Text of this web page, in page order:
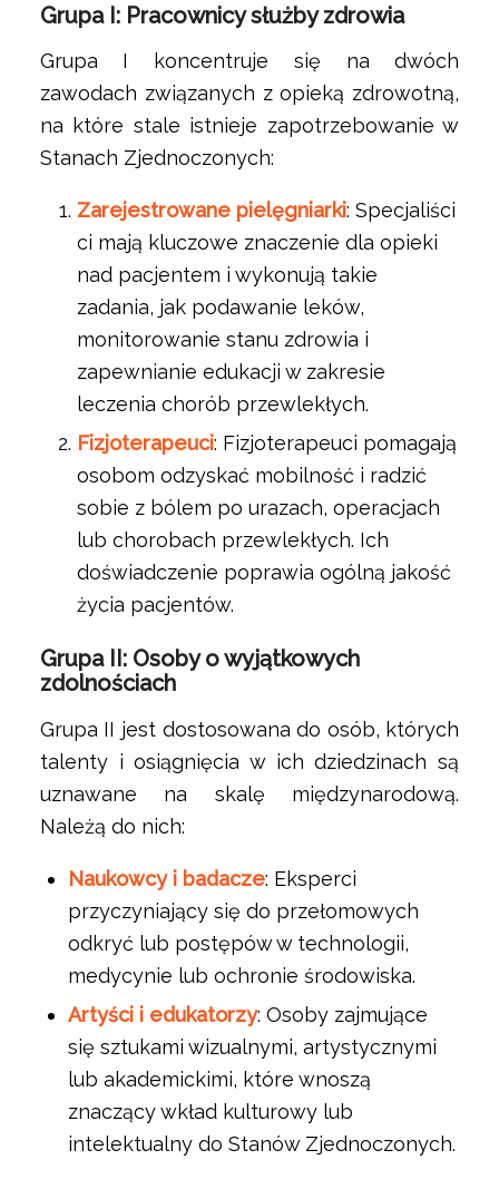
Grupa I: Pracownicy służby zdrowia
Grupa I koncentruje się na dwóch
zawodach związanych z opieką zdrowotną,
na które stale istnieje zapotrzebowanie w
Stanach Zjednoczonych:
Zarejestrowane pielęgniarki: Specjaliści
ci mają kluczowe znaczenie dla opieki
nad pacjentem i wykonują takie
zadania, jak podawanie leków,
monitorowanie stanu zdrowia i
zapewnianie edukacji w zakresie
leczenia chorób przewlekłych.
Fizjoterapeuci: Fizjoterapeuci pomagają
osobom odzyskać mobilność i radzić
sobie z bólem po urazach, operacjach
lub chorobach przewlekłych. Ich
doświadczenie poprawia ogólną jakość
życia pacjentów.
Grupa II: Osoby o wyjątkowych
zdolnościach
Grupa II jest dostosowana do osób, których
talenty i osiągnięcia w ich dziedzinach są
uznawane na skalę międzynarodową.
Należą do nich:
Naukowcy i badacze: Eksperci
przyczyniający się do przełomowych
odkryć lub postępów w technologii,
medycynie lub ochronie środowiska.
Artyści i edukatorzy: Osoby zajmujące
się sztukami wizualnymi, artystycznymi
lub akademickimi, które wnoszą
znaczący wkład kulturowy lub
intelektualny do Stanów Zjednoczonych.